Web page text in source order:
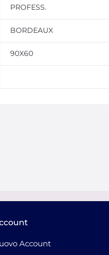
PROFESS.
BORDEAUX
90X60
Account